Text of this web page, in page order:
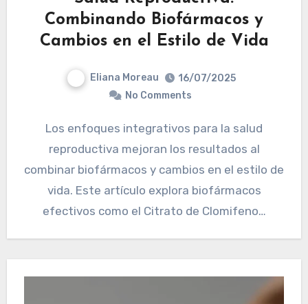
Combinando Biofármacos y
Cambios en el Estilo de Vida
Eliana Moreau
16/07/2025
No Comments
Los enfoques integrativos para la salud
reproductiva mejoran los resultados al
combinar biofármacos y cambios en el estilo de
vida. Este artículo explora biofármacos
efectivos como el Citrato de Clomifeno…